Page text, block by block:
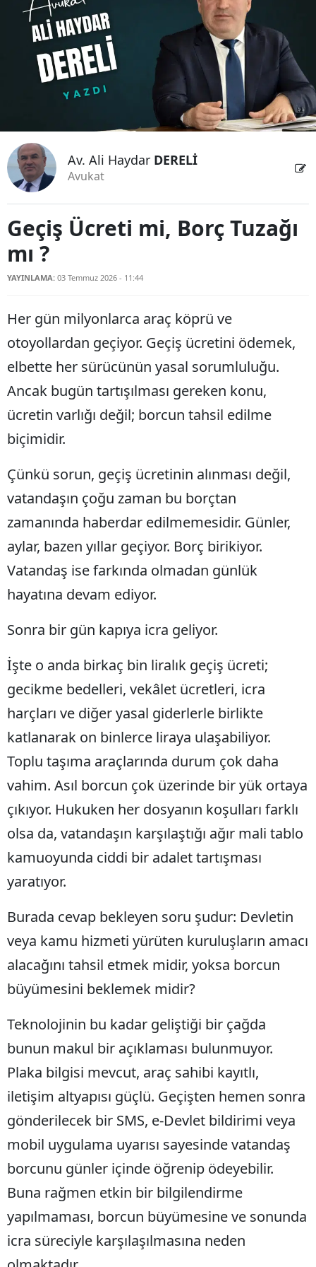
Bilecik
Bingöl
Bitlis
Bolu
Burdur
Bursa
Çankırı
Edirne
Elazığ
Erzincan
Erzurum
Gaziantep
Giresun
Hakkari
Isparta
İstanbul
İzmir
Kars
Kastamonu
Kırklareli
Kırşehir
Konya
Kütahya
Malatya
Kahramanmaraş
Muğla
Muş
Nevşehir
Niğde
Ordu
Av. Ali Haydar DERELİ
Avukat
Geçiş Ücreti mi, Borç Tuzağı
mı ?
YAYINLAMA: 03 Temmuz 2026 - 11:44
Her gün milyonlarca araç köprü ve
otoyollardan geçiyor. Geçiş ücretini ödemek,
elbette her sürücünün yasal sorumluluğu.
Ancak bugün tartışılması gereken konu,
ücretin varlığı değil; borcun tahsil edilme
biçimidir.
Çünkü sorun, geçiş ücretinin alınması değil,
vatandaşın çoğu zaman bu borçtan
zamanında haberdar edilmemesidir. Günler,
aylar, bazen yıllar geçiyor. Borç birikiyor.
Vatandaş ise farkında olmadan günlük
hayatına devam ediyor.
Sonra bir gün kapıya icra geliyor.
İşte o anda birkaç bin liralık geçiş ücreti;
gecikme bedelleri, vekâlet ücretleri, icra
harçları ve diğer yasal giderlerle birlikte
katlanarak on binlerce liraya ulaşabiliyor.
Toplu taşıma araçlarında durum çok daha
vahim. Asıl borcun çok üzerinde bir yük ortaya
çıkıyor. Hukuken her dosyanın koşulları farklı
olsa da, vatandaşın karşılaştığı ağır mali tablo
kamuoyunda ciddi bir adalet tartışması
yaratıyor.
Burada cevap bekleyen soru şudur: Devletin
veya kamu hizmeti yürüten kuruluşların amacı
alacağını tahsil etmek midir, yoksa borcun
büyümesini beklemek midir?
Teknolojinin bu kadar geliştiği bir çağda
bunun makul bir açıklaması bulunmuyor.
Plaka bilgisi mevcut, araç sahibi kayıtlı,
iletişim altyapısı güçlü. Geçişten hemen sonra
gönderilecek bir SMS, e-Devlet bildirimi veya
mobil uygulama uyarısı sayesinde vatandaş
borcunu günler içinde öğrenip ödeyebilir.
Buna rağmen etkin bir bilgilendirme
yapılmaması, borcun büyümesine ve sonunda
icra süreciyle karşılaşılmasına neden